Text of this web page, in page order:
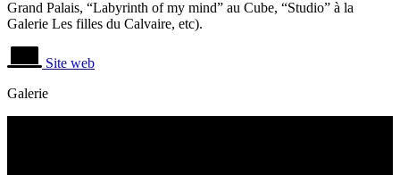
Grand Palais, “Labyrinth of my mind” au Cube, “Studio” à la
Galerie Les filles du Calvaire, etc).
Site web
Galerie